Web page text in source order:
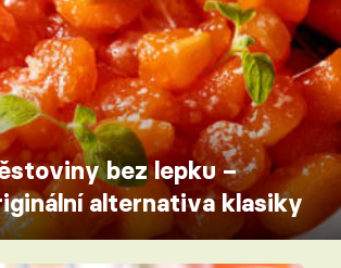
bez lepku –
alternativa klasiky